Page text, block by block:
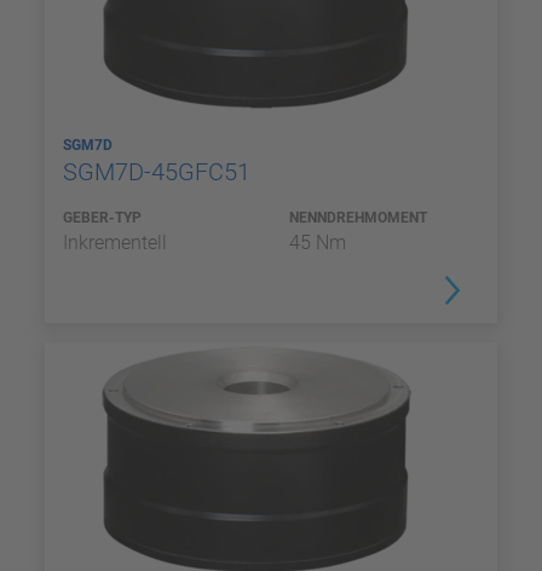
SGM7D
SGM7D-45GFC51
GEBER-TYP
Inkrementell
NENNDREHMOMENT
45 Nm